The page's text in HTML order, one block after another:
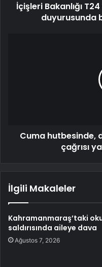
İçişleri Bakanlığı
duyurusunda
Cuma hutbesinde,
çağrısı
İlgili Makaleler
Kahramanmaraş’taki
saldırısında aileye dava
Ağustos 7, 2026